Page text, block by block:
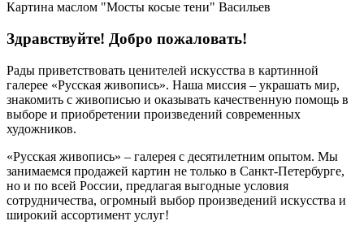
Картина маслом "Мосты косые тени" Васильев
Здравствуйте! Добро пожаловать!
Рады приветствовать ценителей искусства в картинной
галерее «Русская живопись». Наша миссия – украшать мир,
знакомить с живописью и оказывать качественную помощь в
выборе и приобретении произведений современных
художников.
«Русская живопись» – галерея c десятилетним опытом. Мы
занимаемся продажей картин не только в Санкт-Петербурге,
но и по всей России, предлагая выгодные условия
сотрудничества, огромный выбор произведений искусства и
широкий ассортимент услуг!